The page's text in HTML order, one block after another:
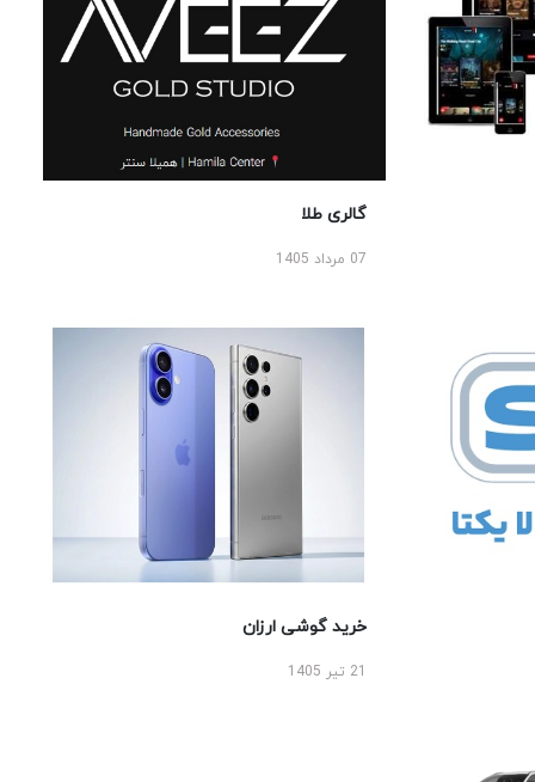
گالری طلا
07 مرداد 1405
خرید گوشی ارزان